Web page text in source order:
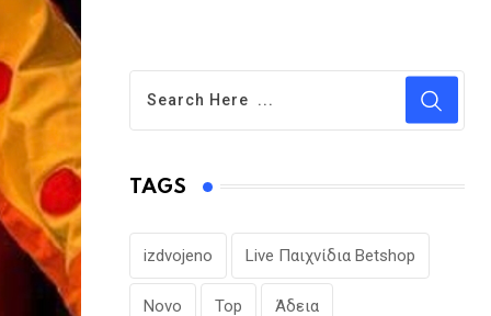
TAGS
izdvojeno Live Παιχνίδια Betshop
Novo Top Άδεια